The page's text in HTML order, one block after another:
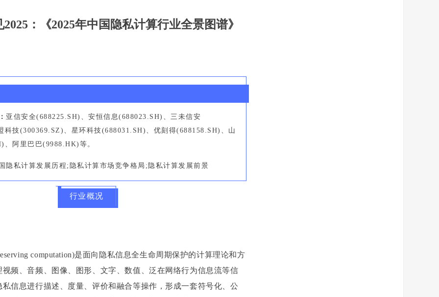
2025：《2025年中国隐私计算行业全景图谱》
亚信安全(688225.SH)、安恒信息(688023.SH)、三未信安
科技(300369.SZ)、星环科技(688031.SH)、优刻得(688158.SH)、山
、阿里巴巴(9988.HK)等。
隐私计算发展历程;隐私计算市场竞争格局;隐私计算发展前景
行业概况
computation)是面向隐私信息全生命周期保护的计算理论和方
频、音频、图像、图形、文字、数值、泛在网络行为信息流等信
信息进行描述、度量、评价和融合等操作，形成一套符号化、公